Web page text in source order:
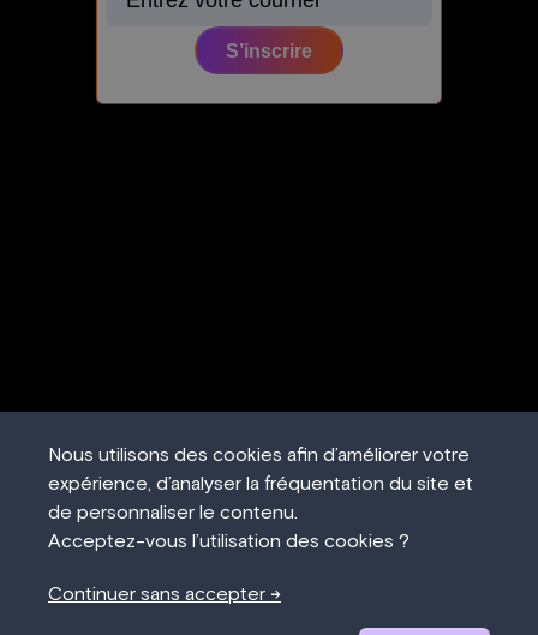
S’inscrire
Nous utilisons des cookies afin d’améliorer votre
expérience, d’analyser la fréquentation du site et
de personnaliser le contenu.
Acceptez-vous l’utilisation des cookies ?
Continuer sans accepter →